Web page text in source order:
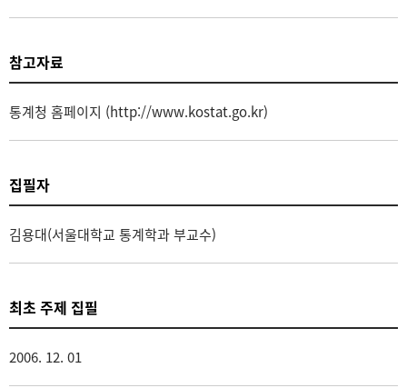
참고자료
통계청 홈페이지 (http://www.kostat.go.kr)
집필자
김용대(서울대학교 통계학과 부교수)
최초 주제 집필
2006. 12. 01